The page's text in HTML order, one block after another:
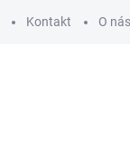
Kontakt O nás